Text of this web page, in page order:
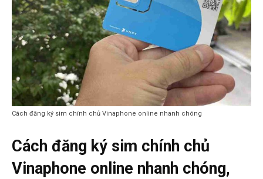
Cách đăng ký sim chính chủ Vinaphone online nhanh chóng
Cách đăng ký sim chính chủ
Vinaphone online nhanh chóng,